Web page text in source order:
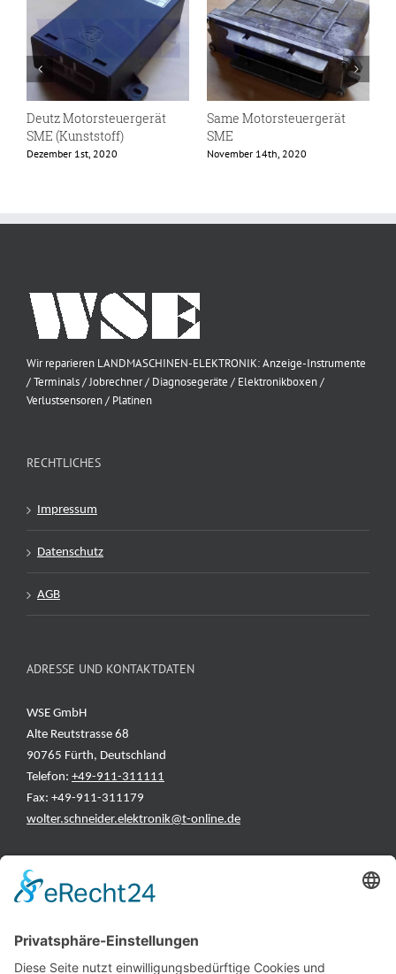
Deutz Motorsteuergerät
SME (Kunststoff)
Dezember 1st, 2020
Same Motorsteuergerät
SME
November 14th, 2020
Wir reparieren LANDMASCHINEN-ELEKTRONIK: Anzeige-Instrumente
/ Terminals / Jobrechner / Diagnosegeräte / Elektronikboxen /
Verlustsensoren / Platinen
RECHTLICHES
Impressum
Datenschutz
AGB
ADRESSE UND KONTAKTDATEN
WSE GmbH
Alte Reutstrasse 68
90765 Fürth, Deutschland
Telefon: +49-911-311111
Fax: +49-911-311179
wolter.schneider.elektronik@t-online.de
INFORMATIONEN